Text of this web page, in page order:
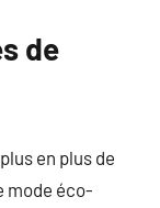
de
en plus de
mode éco-